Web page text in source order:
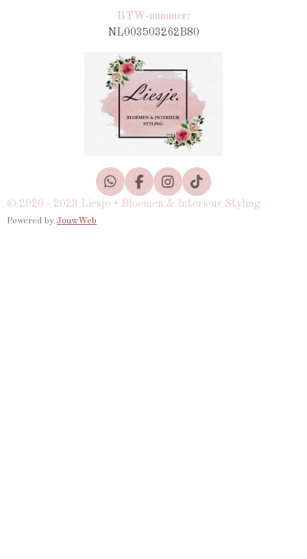
BTW-nummer:
NL003503262B80
W
h
F
a
I
n
T
i
© 2020 - 2023 Liesje • Bloemen & Interieur Styling
Powered by JouwWeb